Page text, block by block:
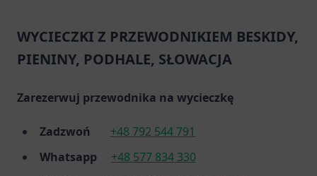
WYCIECZKI Z PRZEWODNIKIEM BESKIDY,
PIENINY, PODHALE, SŁOWACJA
Zarezerwuj przewodnika na wycieczkę
Zadzwoń +48 792 544 791
Whatsapp +48 577 834 330